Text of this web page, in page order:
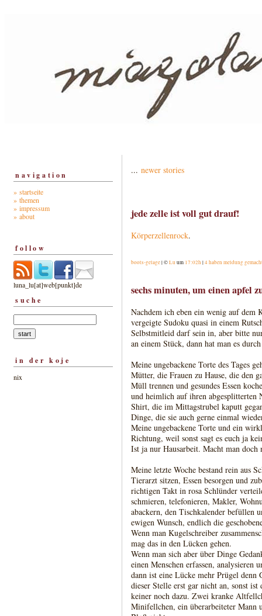
navigation
» startseite
» themen
» impressum
» about
follow
luna_lu[at]web[punkt]de
suche
in der koje
nix
... newer stories
jede zelle ist voll gut drauf!
Körperzellenrock.
boots-gelage| ©Lu um 17:02h |4 haben meldung
sechs minuten, um einen apfel
Nachdem ich eben ein wenig auf dem
vergeigte Sudoku quasi in einem
Selbstmitleid darf sein in, aber bitte
an einem Stück, dann hat man es
Meine ungebackene Torte des Tages
Mütter, die Frauen zu Hause, die den
Müll trennen und gesundes Essen
und heimlich auf ihren abgesplitterten
Shirt, die im Mittagstrubel kaputt
Dinge, die sie auch gerne einmal
Meine ungebackene Torte und ein
Richtung, weil sonst sagt es euch ja
Ist ja nur Hausarbeit. Macht man doch
Meine letzte Woche bestand rein aus
Tierarzt sitzen, Essen besorgen und
richtigen Takt in rosa Schlünder
schmieren, telefonieren, Makler,
abackern, den Tischkalender befüllen
ewigen Wunsch, endlich die
Wenn man Kugelschreiber
mag das in den Lücken gehen.
Wenn man sich aber über Dinge
einen Menschen erfassen, analysieren
dann ist eine Lücke mehr Prügel denn
dieser Stelle erst gar nicht an, sonst
keiner noch dazu. Zwei kranke
Minifellchen, ein überarbeiteter Mann